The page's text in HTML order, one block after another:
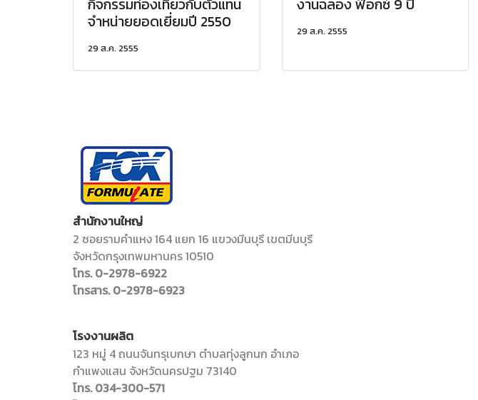
กิจกรรมท่องเที่ยวกับตัวแทน
จำหน่ายยอดเยี่ยมปี 2550
29 ส.ค. 2555
งานฉลอง ฟ๊อกซ์ 9 ปี
29 ส.ค. 2555
สำนักงานใหญ่
2 ซอยรามคำแหง 164 แยก 16 แขวงมีนบุรี เขตมีนบุรี
จังหวัดกรุงเทพมหานคร 10510
โทร. 0-2978-6922
โทรสาร. 0-2978-6923
โรงงานผลิต
123 หมู่ 4 ถนนจันทรุเบกษา ตำบลทุ่งลูกนก อำเภอ
กำแพงแสน จังหวัดนครปฐม 73140
โทร. 034-300-571